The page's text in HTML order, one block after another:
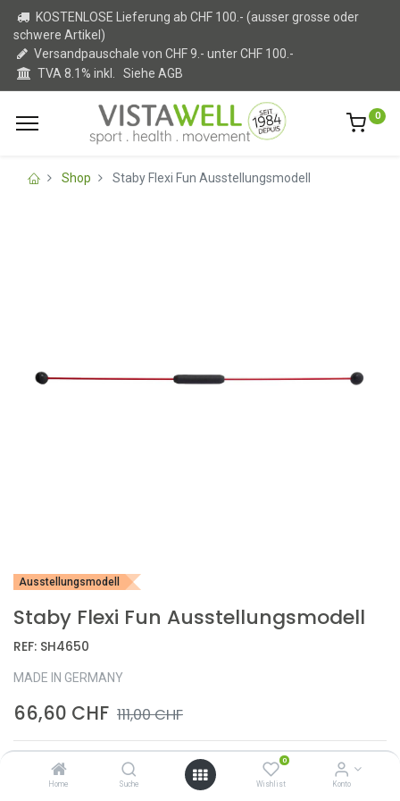
Home Suche
0
Wishlist Konto
KOSTENLOSE Lieferung ab CHF 100.- (ausser grosse oder
schwere Artikel)
Versandpauschale von CHF 9.- unter CHF 100.-
TVA 8.1% inkl. Siehe AGB
0
Shop Staby Flexi Fun Ausstellungsmodell
Ausstellungsmodell
Staby Flexi Fun Ausstellungsmodell
REF: SH4650
MADE IN GERMANY
66,60 CHF 111,00CHF